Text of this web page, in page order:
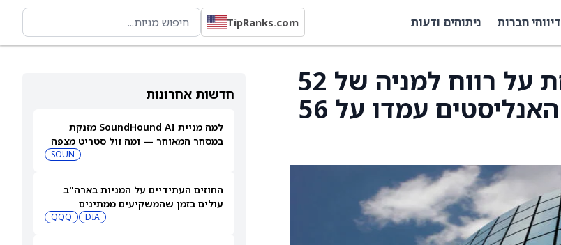
דיווחי חברות ניתוחים ודעות TipRanks.com
חדשות אחרונות
למה מניית SoundHound AI מזנקת
במסחר המאוחר — ומה וול סטריט מצפה
SOUN
החוזים העתידיים על המניות בארה"ב
עולים בזמן שהמשקיעים ממתינים
DIA
QQQ
Descartes Systems מדווחת על רווח למניה של 52
סנט ברבעון הרביעי, תחזיות האנליסטים עמדו על 56